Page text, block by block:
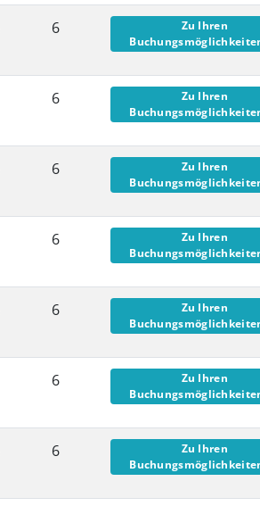
6
Zu Ihren
6
Zu Ihren
6
Zu Ihren
6
Zu Ihren
6
Zu Ihren
6
Zu Ihren
6
Zu Ihren